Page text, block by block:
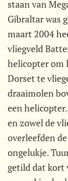
staan van
Gibraltar was
maart 2004
vliegveld
helicopter om
Dorset te
draaimolen
een
en zowel de
overleefden
ongelukje.
getild dat kort